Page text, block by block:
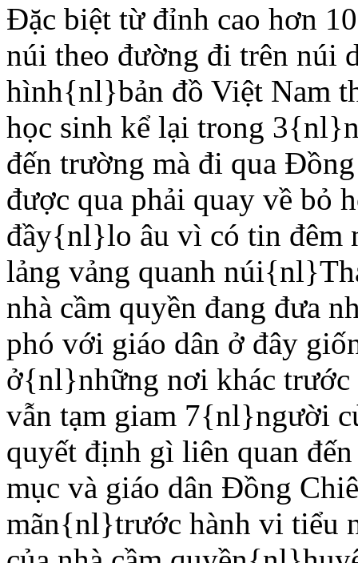
Ðặc biệt từ đỉnh cao hơn
núi theo đường đi trên núi
hình{nl}bản đồ Việt Nam
học sinh kể lại trong
đến trường mà đi qua
được qua phải quay về bỏ
đầy{nl}lo âu vì có tin đêm
lảng vảng quanh
nhà cầm quyền đang đưa
phó với giáo dân ở đây
ở{nl}những nơi khác trước
vẫn tạm giam 7{nl}người
quyết định gì liên quan
mục và giáo dân Ðồng
mãn{nl}trước hành vi tiểu